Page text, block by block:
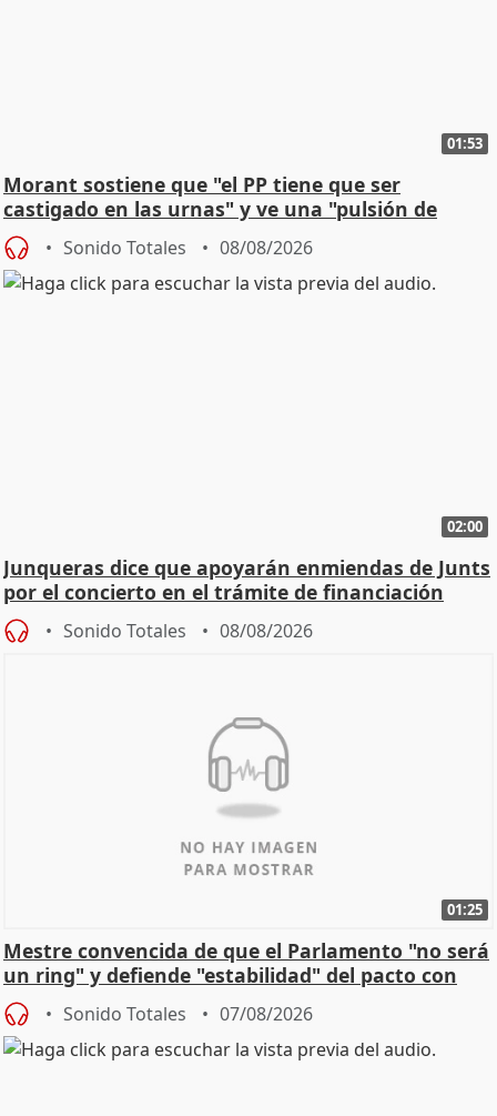
01:53
Morant sostiene que "el PP tiene que ser
castigado en las urnas" y ve una "pulsión de
cambio"
Sonido Totales 08/08/2026
02:00
Junqueras dice que apoyarán enmiendas de Junts
por el concierto en el trámite de financiación
Sonido Totales 08/08/2026
01:25
Mestre convencida de que el Parlamento "no será
un ring" y defiende "estabilidad" del pacto con
Vox
Sonido Totales 07/08/2026